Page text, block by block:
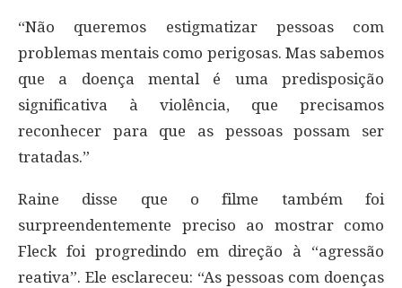
“Não queremos estigmatizar pessoas com
problemas mentais como perigosas. Mas sabemos
que a doença mental é uma predisposição
significativa à violência, que precisamos
reconhecer para que as pessoas possam ser
tratadas.”
Raine disse que o filme também foi
surpreendentemente preciso ao mostrar como
Fleck foi progredindo em direção à “agressão
reativa”. Ele esclareceu: “As pessoas com doenças